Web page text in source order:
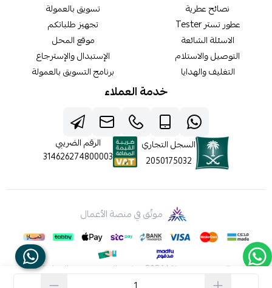
نصائح عطرية
عطور تستر Tester
الاسئلة الشائعة
التوصيل والاستلام
التغليف والهدايا
تسويق بالعمولة
تجهيز طلباتكم
موقع المحل
الإستبدال والإسترجاع
برنامج التسويق بالعمولة
خدمة العملاء
السجل التجاري
2050175032
الرقم الضريبي
314626274800003
موثّق في منصة الأعمال
الحقوق محفوظة | 2026 شركه عالم جيفينشي التجارية